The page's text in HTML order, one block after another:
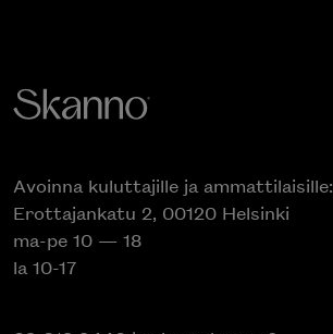
Avoinna kuluttajille ja ammattilaisille:
Erottajankatu 2, 00120 Helsinki
ma-pe 10 — 18
la 10-17